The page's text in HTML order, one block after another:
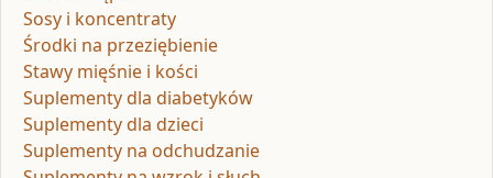
Sosy i koncentraty
Środki na przeziębienie
Stawy mięśnie i kości
Suplementy dla diabetyków
Suplementy dla dzieci
Suplementy na odchudzanie